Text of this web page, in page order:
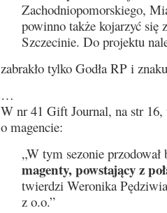
Zachodniopomorskiego,
powinno także kojarzyć
Szczecinie. Do projektu
zabrakło tylko Godła RP i
…
W nr 41 Gift Journal, na str 16,
o magencie:
„W tym sezonie
magenty, powstający z
twierdzi Weronika
z o.o.”